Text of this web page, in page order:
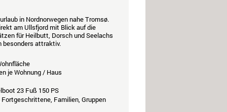
in Nordnorwegen nahe Tromsø.
am Ullsfjord mit Blick auf die
für Heilbutt, Dorsch und Seelachs
besonders attraktiv.
je Wohnung / Haus
23 Fuß 150 PS
Fortgeschrittene, Familien, Gruppen